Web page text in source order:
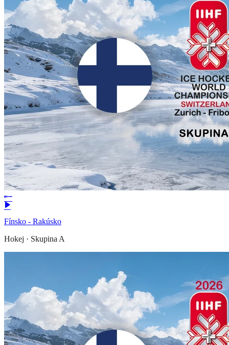
Fínsko - Rakúsko
Hokej · Skupina A